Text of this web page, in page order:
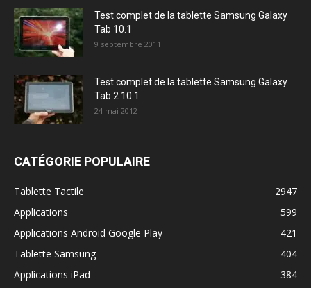
Test complet de la tablette Samsung Galaxy
Tab 10.1
9 septembre 2011
Test complet de la tablette Samsung Galaxy
Tab 2 10.1
24 mai 2012
CATÉGORIE POPULAIRE
Tablette Tactile
2947
Applications
599
Applications Android Google Play
421
Tablette Samsung
404
Applications iPad
384